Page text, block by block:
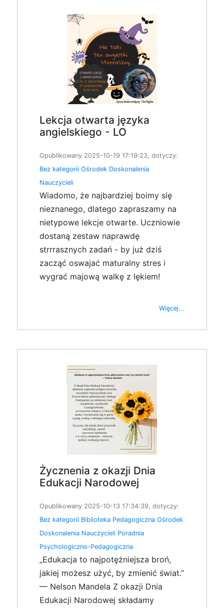
Lekcja otwarta języka
angielskiego - LO
Opublikowany 2025-10-19 17:19:23, dotyczy:
Bez kategorii Ośrodek Doskonalenia
Nauczycieli
Wiadomo, że najbardziej boimy się
nieznanego, dlatego zapraszamy na
nietypowe lekcje otwarte. Uczniowie
dostaną zestaw naprawdę
strrrasznych zadań - by już dziś
zacząć oswajać maturalny stres i
wygrać majową walkę z lękiem!
Więcej...
Życznenia z okazji Dnia
Edukacji Narodowej
Opublikowany 2025-10-13 17:34:39, dotyczy:
Bez kategorii Biblioteka Pedagogiczna Ośrodek
Doskonalenia Nauczycieli Poradnia
Psychologiczno-Pedagogiczna
„Edukacja to najpotężniejsza broń,
jakiej możesz użyć, by zmienić świat.”
— Nelson Mandela Z okazji Dnia
Edukacji Narodowej składamy